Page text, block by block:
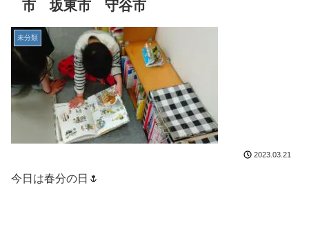
市 坂東市 守谷市
未分類
2023.03.21
今日は春分の日🌷